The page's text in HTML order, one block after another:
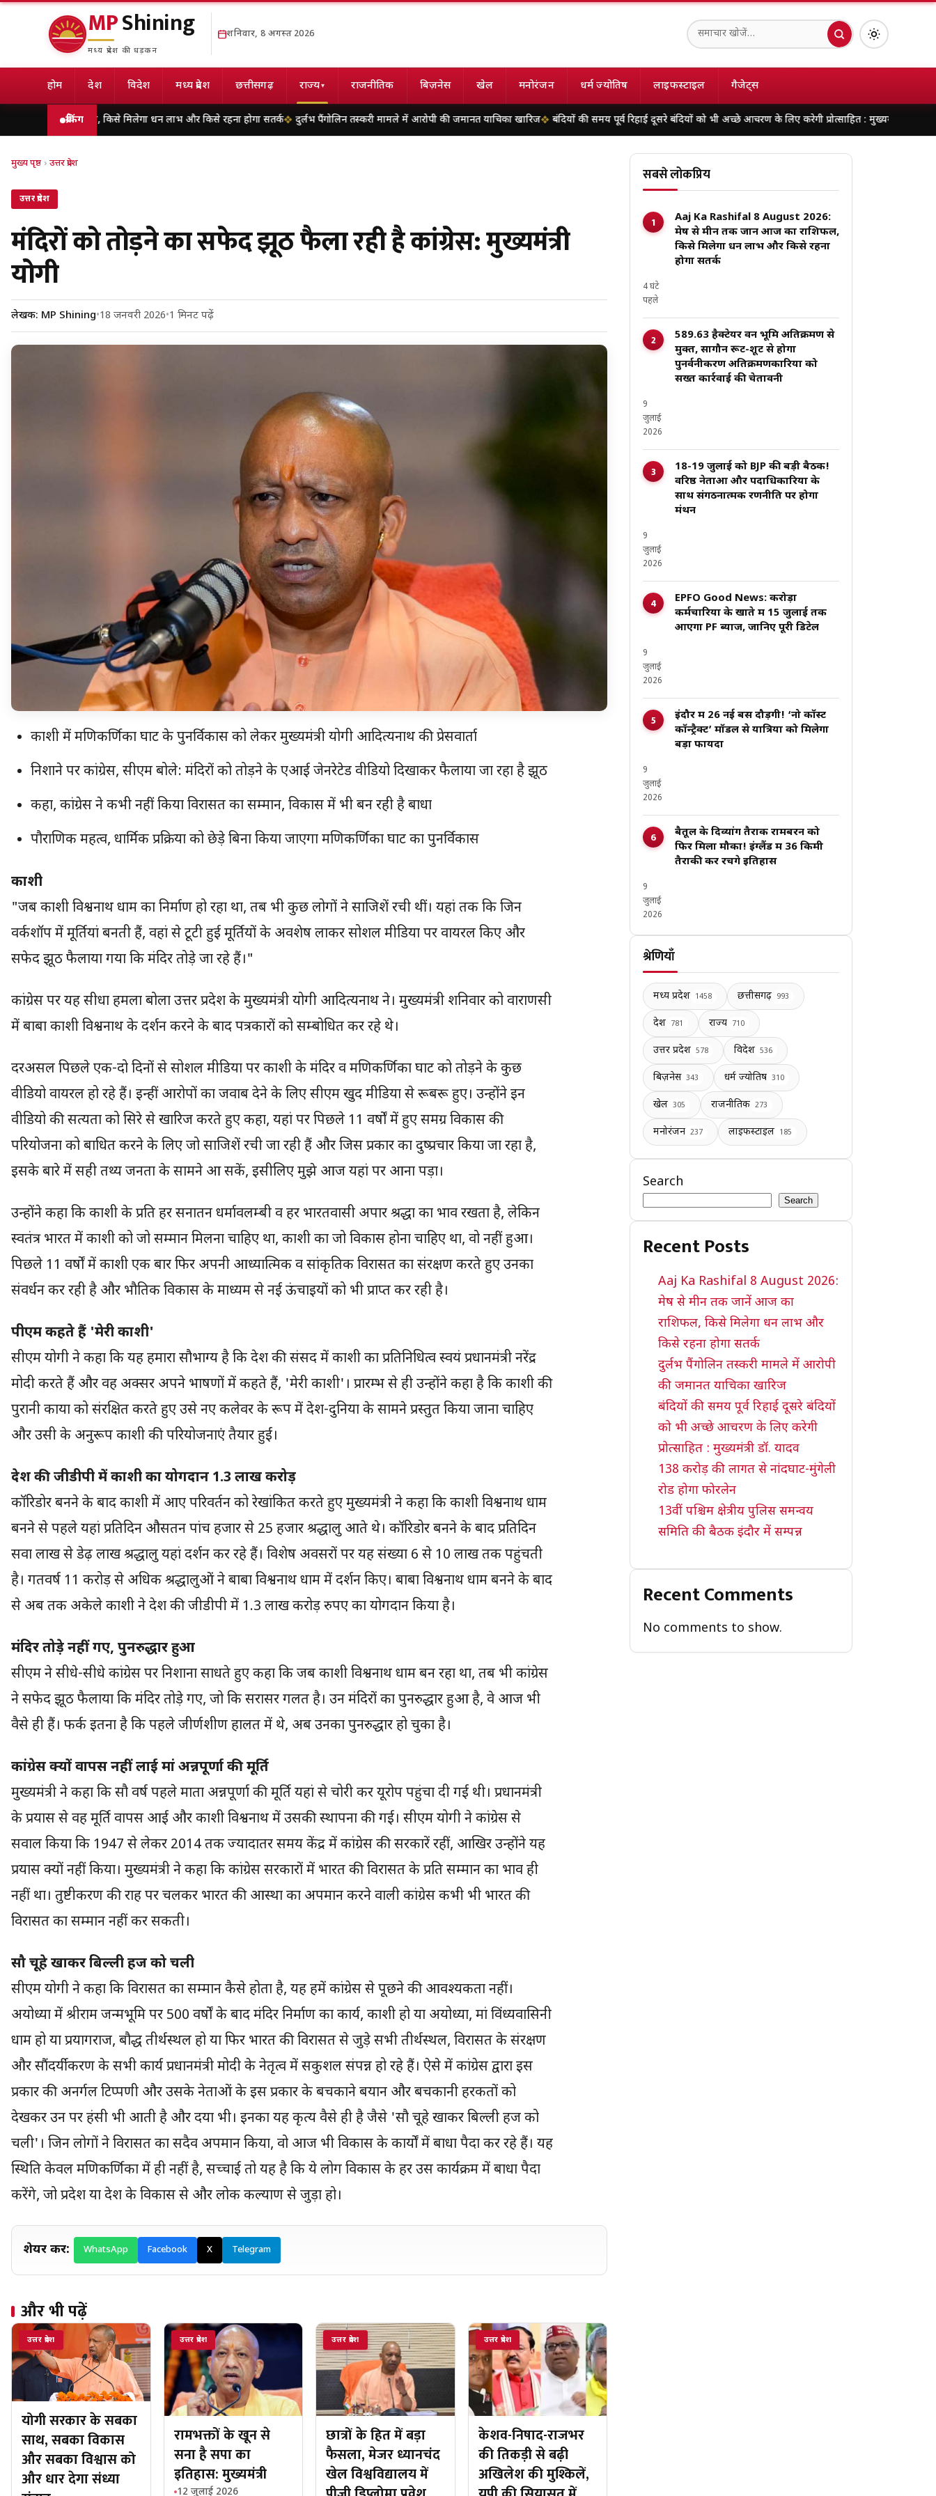
MPShining
मध्य प्रदेश की धड़कन
शनिवार, 8 अगस्त 2026
होम देश विदेश मध्य प्रदेश छत्तीसगढ़ राज्य▾ राजनीतिक बिज़नेस खेल मनोरंजन धर्म ज्योतिष लाइफस्टाइल गैजेट्स
ब्रेकिंग
किसे मिलेगा धन लाभ और किसे रहना होगा सतर्क दुर्लभ पैंगोलिन तस्करी मामले में आरोपी की जमानत याचिका खारिज बंदियों की समय पूर्व रिहाई दूसरे बंदियों को भी अच्छे आचरण के लिए करेगी प्रोत्साहित : मुख्यमंत्री डॉ. यादव
मुख्य पृष्ठ › उत्तर प्रदेश
उत्तर प्रदेश
मंदिरों को तोड़ने का सफेद झूठ फैला रही है कांग्रेस: मुख्यमंत्री
योगी
लेखक: MP Shining•18 जनवरी 2026•1 मिनट पढ़ें
काशी में मणिकर्णिका घाट के पुनर्विकास को लेकर मुख्यमंत्री योगी आदित्यनाथ की प्रेसवार्ता
निशाने पर कांग्रेस, सीएम बोले: मंदिरों को तोड़ने के एआई जेनरेटेड वीडियो दिखाकर फैलाया जा रहा है झूठ
कहा, कांग्रेस ने कभी नहीं किया विरासत का सम्मान, विकास में भी बन रही है बाधा
पौराणिक महत्व, धार्मिक प्रक्रिया को छेड़े बिना किया जाएगा मणिकर्णिका घाट का पुनर्विकास
काशी
"जब काशी विश्वनाथ धाम का निर्माण हो रहा था, तब भी कुछ लोगों ने साजिशें रची थीं। यहां तक कि जिन
वर्कशॉप में मूर्तियां बनती हैं, वहां से टूटी हुई मूर्तियों के अवशेष लाकर सोशल मीडिया पर वायरल किए और
सफेद झूठ फैलाया गया कि मंदिर तोड़े जा रहे हैं।"
कांग्रेस पर यह सीधा हमला बोला उत्तर प्रदेश के मुख्यमंत्री योगी आदित्यनाथ ने। मुख्यमंत्री शनिवार को वाराणसी
में बाबा काशी विश्वनाथ के दर्शन करने के बाद पत्रकारों को सम्बोधित कर रहे थे।
दरअसल पिछले एक-दो दिनों से सोशल मीडिया पर काशी के मंदिर व मणिकर्णिका घाट को तोड़ने के कुछ
वीडियो वायरल हो रहे हैं। इन्हीं आरोपों का जवाब देने के लिए सीएम खुद मीडिया से रूबरू हुए। उन्होंने इन
वीडियो की सत्यता को सिरे से खारिज करते हुए कहा, यहां पर पिछले 11 वर्षों में हुए समग्र विकास की
परियोजना को बाधित करने के लिए जो साजिशें रची जा रही हैं और जिस प्रकार का दुष्प्रचार किया जा रहा है,
इसके बारे में सही तथ्य जनता के सामने आ सकें, इसीलिए मुझे आज यहां पर आना पड़ा।
उन्होंने कहा कि काशी के प्रति हर सनातन धर्मावलम्बी व हर भारतवासी अपार श्रद्धा का भाव रखता है, लेकिन
स्वतंत्र भारत में काशी को जो सम्मान मिलना चाहिए था, काशी का जो विकास होना चाहिए था, वो नहीं हुआ।
पिछले 11 वर्षों में काशी एक बार फिर अपनी आध्यात्मिक व सांकृतिक विरासत का संरक्षण करते हुए उनका
संवर्धन कर रही है और भौतिक विकास के माध्यम से नई ऊंचाइयों को भी प्राप्त कर रही है।
पीएम कहते हैं 'मेरी काशी'
सीएम योगी ने कहा कि यह हमारा सौभाग्य है कि देश की संसद में काशी का प्रतिनिधित्व स्वयं प्रधानमंत्री नरेंद्र
मोदी करते हैं और वह अक्सर अपने भाषणों में कहते हैं, 'मेरी काशी'। प्रारम्भ से ही उन्होंने कहा है कि काशी की
पुरानी काया को संरक्षित करते हुए उसे नए कलेवर के रूप में देश-दुनिया के सामने प्रस्तुत किया जाना चाहिए
और उसी के अनुरूप काशी की परियोजनाएं तैयार हुईं।
देश की जीडीपी में काशी का योगदान 1.3 लाख करोड़
कॉरिडोर बनने के बाद काशी में आए परिवर्तन को रेखांकित करते हुए मुख्यमंत्री ने कहा कि काशी विश्वनाथ धाम
बनने से पहले यहां प्रतिदिन औसतन पांच हजार से 25 हजार श्रद्धालु आते थे। कॉरिडोर बनने के बाद प्रतिदिन
सवा लाख से डेढ़ लाख श्रद्धालु यहां दर्शन कर रहे हैं। विशेष अवसरों पर यह संख्या 6 से 10 लाख तक पहुंचती
है। गतवर्ष 11 करोड़ से अधिक श्रद्धालुओं ने बाबा विश्वनाथ धाम में दर्शन किए। बाबा विश्वनाथ धाम बनने के बाद
से अब तक अकेले काशी ने देश की जीडीपी में 1.3 लाख करोड़ रुपए का योगदान किया है।
मंदिर तोड़े नहीं गए, पुनरुद्धार हुआ
सीएम ने सीधे-सीधे कांग्रेस पर निशाना साधते हुए कहा कि जब काशी विश्वनाथ धाम बन रहा था, तब भी कांग्रेस
ने सफेद झूठ फैलाया कि मंदिर तोड़े गए, जो कि सरासर गलत है। उन मंदिरों का पुनरुद्धार हुआ है, वे आज भी
वैसे ही हैं। फर्क इतना है कि पहले जीर्णशीण हालत में थे, अब उनका पुनरुद्धार हो चुका है।
कांग्रेस क्यों वापस नहीं लाई मां अन्नपूर्णा की मूर्ति
मुख्यमंत्री ने कहा कि सौ वर्ष पहले माता अन्नपूर्णा की मूर्ति यहां से चोरी कर यूरोप पहुंचा दी गई थी। प्रधानमंत्री
के प्रयास से वह मूर्ति वापस आई और काशी विश्वनाथ में उसकी स्थापना की गई। सीएम योगी ने कांग्रेस से
सवाल किया कि 1947 से लेकर 2014 तक ज्यादातर समय केंद्र में कांग्रेस की सरकारें रहीं, आखिर उन्होंने यह
प्रयास क्यों नहीं किया। मुख्यमंत्री ने कहा कि कांग्रेस सरकारों में भारत की विरासत के प्रति सम्मान का भाव ही
नहीं था। तुष्टीकरण की राह पर चलकर भारत की आस्था का अपमान करने वाली कांग्रेस कभी भी भारत की
विरासत का सम्मान नहीं कर सकती।
सौ चूहे खाकर बिल्ली हज को चली
सीएम योगी ने कहा कि विरासत का सम्मान कैसे होता है, यह हमें कांग्रेस से पूछने की आवश्यकता नहीं।
अयोध्या में श्रीराम जन्मभूमि पर 500 वर्षों के बाद मंदिर निर्माण का कार्य, काशी हो या अयोध्या, मां विंध्यवासिनी
धाम हो या प्रयागराज, बौद्ध तीर्थस्थल हो या फिर भारत की विरासत से जुड़े सभी तीर्थस्थल, विरासत के संरक्षण
और सौंदर्यीकरण के सभी कार्य प्रधानमंत्री मोदी के नेतृत्व में सकुशल संपन्न हो रहे हैं। ऐसे में कांग्रेस द्वारा इस
प्रकार की अनर्गल टिप्पणी और उसके नेताओं के इस प्रकार के बचकाने बयान और बचकानी हरकतों को
देखकर उन पर हंसी भी आती है और दया भी। इनका यह कृत्य वैसे ही है जैसे 'सौ चूहे खाकर बिल्ली हज को
चली'। जिन लोगों ने विरासत का सदैव अपमान किया, वो आज भी विकास के कार्यों में बाधा पैदा कर रहे हैं। यह
स्थिति केवल मणिकर्णिका में ही नहीं है, सच्चाई तो यह है कि ये लोग विकास के हर उस कार्यक्रम में बाधा पैदा
करेंगे, जो प्रदेश या देश के विकास से और लोक कल्याण से जुड़ा हो।
शेयर करें: WhatsApp Facebook X Telegram
और भी पढ़ें
उत्तर प्रदेश
योगी सरकार के सबका
साथ, सबका विकास
और सबका विश्वास को
और धार देगा संध्या
उत्तर प्रदेश
रामभक्तों के खून से
सना है सपा का
इतिहास: मुख्यमंत्री
12 जुलाई 2026
उत्तर प्रदेश
छात्रों के हित में बड़ा
फैसला, मेजर ध्यानचंद
खेल विश्वविद्यालय में
उत्तर प्रदेश
केशव-निषाद-राजभर
की तिकड़ी से बढ़ी
अखिलेश की मुश्किलें,
सबसे लोकप्रिय
Aaj Ka Rashifal 8 August 2026:
मेष से मीन तक जानें आज का राशिफल,
किसे मिलेगा धन लाभ और किसे रहना
होगा सतर्क
4 घंटे
पहले
589.63 हैक्टेयर वन भूमि अतिक्रमण से
मुक्त, सागौन रूट-शूट से होगा
पुनर्वनीकरण अतिक्रमणकारियों को
सख्त कार्रवाई की चेतावनी
9
जुलाई
2026
18-19 जुलाई को BJP की बड़ी बैठक!
वरिष्ठ नेताओं और पदाधिकारियों के
साथ संगठनात्मक रणनीति पर होगा
मंथन
9
जुलाई
2026
EPFO Good News: करोड़ों
कर्मचारियों के खाते में 15 जुलाई तक
आएगा PF ब्याज, जानिए पूरी डिटेल
9
जुलाई
2026
इंदौर में 26 नई बसें दौड़ेंगी! ‘नो कॉस्ट
कॉन्ट्रैक्ट’ मॉडल से यात्रियों को मिलेगा
बड़ा फायदा
9
जुलाई
2026
बैतूल के दिव्यांग तैराक रामबरन को
फिर मिला मौका! इंग्लैंड में 36 किमी
तैराकी कर रचेंगे इतिहास
9
जुलाई
2026
श्रेणियाँ
मध्य प्रदेश 1458 छत्तीसगढ़ 993
देश 781 राज्य 710
उत्तर प्रदेश 578 विदेश 536
बिज़नेस 343 धर्म ज्योतिष 310
खेल 305 राजनीतिक 273
मनोरंजन 237 लाइफस्टाइल 185
Search
Search
Recent Posts
Aaj Ka Rashifal 8 August 2026:
मेष से मीन तक जानें आज का
राशिफल, किसे मिलेगा धन लाभ और
किसे रहना होगा सतर्क
दुर्लभ पैंगोलिन तस्करी मामले में आरोपी
की जमानत याचिका खारिज
बंदियों की समय पूर्व रिहाई दूसरे बंदियों
को भी अच्छे आचरण के लिए करेगी
प्रोत्साहित : मुख्यमंत्री डॉ. यादव
138 करोड़ की लागत से नांदघाट-मुंगेली
रोड होगा फोरलेन
13वीं पश्चिम क्षेत्रीय पुलिस समन्वय
समिति की बैठक इंदौर में सम्पन्न
Recent Comments
No comments to show.